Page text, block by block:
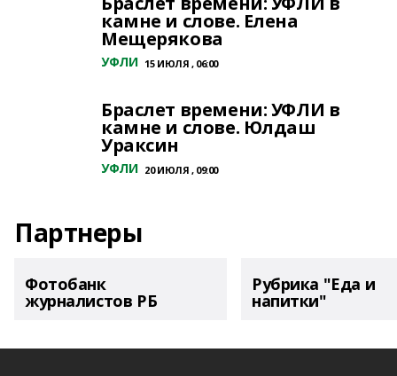
камне и слове. Елена
Мещерякова
УФЛИ 15 ИЮЛЯ , 06:00
Браслет времени: УФЛИ в
камне и слове. Юлдаш
Ураксин
УФЛИ 20 ИЮЛЯ , 09:00
Партнеры
Фотобанк
журналистов РБ
Рубрика "Еда и
напитки"